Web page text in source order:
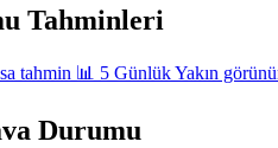
Tahminleri
tahmin 📊 5 GünlükYakın
Durumu